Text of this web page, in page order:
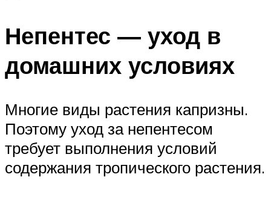
Непентес — уход в
домашних условиях
Многие виды растения капризны.
Поэтому уход за непентесом
требует выполнения условий
содержания тропического растения.